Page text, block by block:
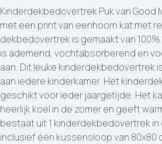
Kinderdekbedovertrek Puk van Good
met een print van eenhoorn kat met
dekbedovertrek is gemaakt van
is ademend, vochtabsorberend en
aan. Dit leuke kinderdekbedovertrek
aan iedere kinderkamer. Het
geschikt voor ieder jaargetijde. Het
heerlijk koel in de zomer en geeft
bestaat uit 1 kinderdekbedovertrek in
inclusief één kussensloop van 80x80